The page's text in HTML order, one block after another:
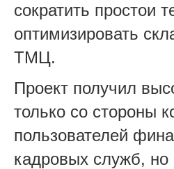
сократить простои
оптимизировать
ТМЦ.
Проект получил
только со стороны
пользователей
кадровых служб, но